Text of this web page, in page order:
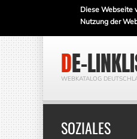
Diese Webseite
Nutzung der
DE-
WEBKATALOG
SOZIALES